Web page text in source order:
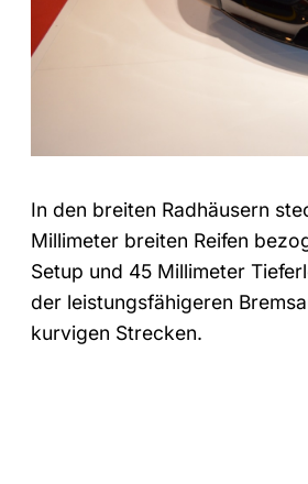
In den breiten Radhäusern
Millimeter breiten Reifen
Setup und 45 Millimeter
der leistungsfähigeren
kurvigen Strecken.